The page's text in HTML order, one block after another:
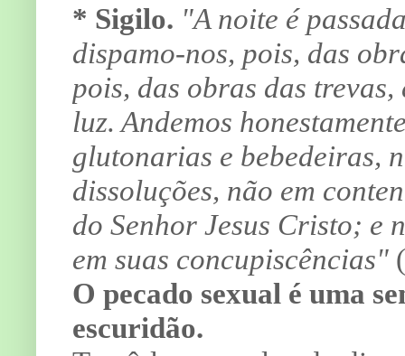
* Sigilo. "A noite é
dispamo-nos, pois, das
pois, das obras das
luz. Andemos
glutonarias e bebedeiras,
dissoluções, não em
do Senhor Jesus Cristo; e
em suas concupiscências"
O pecado sexual é uma
escuridão.